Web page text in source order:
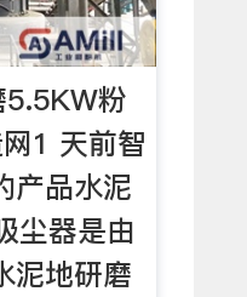
粉
1 天前智
产品水泥
尘器是由
泥地研磨